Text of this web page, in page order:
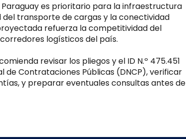
es prioritario para la infraestructura
del transporte de cargas y la conectividad
refuerza la competitividad del
logísticos del país.
revisar los pliegos y el ID N.º 475.451
de Contrataciones Públicas (DNCP), verificar
y preparar eventuales consultas antes de